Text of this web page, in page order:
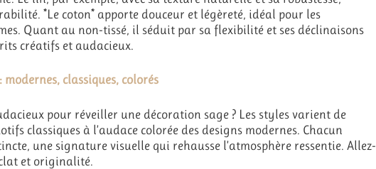
*Le coton* apporte douceur et légèreté, idéal pour les
Quant au non-tissé, il séduit par sa flexibilité et ses déclinaisons
créatifs et audacieux.
classiques, colorés
pour réveiller une décoration sage ? Les styles varient de
classiques à l’audace colorée des designs modernes. Chacun
une signature visuelle qui rehausse l’atmosphère ressentie. Allez-
et originalité.